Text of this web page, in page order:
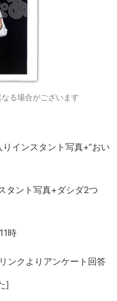
る場合がございます
インスタント写真+“おい
タント写真+ダシダ2つ
時
ンクよりアンケート回答
]